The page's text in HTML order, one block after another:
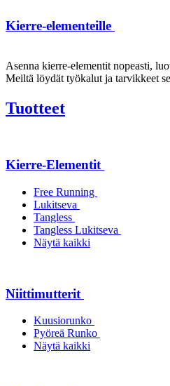
Kierre-elementeille
Asenna kierre-elementit nopeasti,
Meiltä löydät työkalut ja tarvikkeet
Tuotteet
Kierre-Elementit
Free Running
Lukitseva
Tangless
Tangless Lukitseva
Näytä kaikki
Niittimutterit
Kuusiorunko
Pyöreä Runko
Näytä kaikki